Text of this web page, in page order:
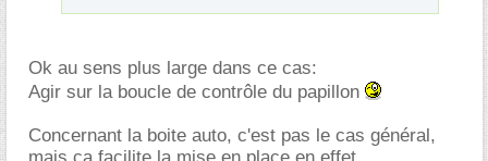
Ok au sens plus large dans ce cas:
Agir sur la boucle de contrôle du papillon
Concernant la boite auto, c'est pas le cas général,